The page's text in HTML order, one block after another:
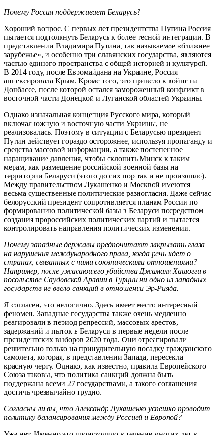
Почему Россия поддерживает Беларусь?
Хороший вопрос. С первых лет президентства Путина Россия
пытается подтолкнуть Беларусь к более тесной интеграции. В
представлении Владимира Путина, так называемое «ближнее
зарубежье», и особенно три славянских государства, являются
частью единого пространства с общей историей и культурой.
В 2014 году, после Евромайдана на Украине, Россия
аннексировала Крым. Кроме того, это привело к войне на
Донбассе, после которой остался замороженный конфликт в
восточной части Донецкой и Луганской областей Украины.
Однако изначальная концепция Русского мира, который
включал южную и восточную части Украины, не
реализовалась. Поэтому в ситуации с Беларусью президент
Путин действует гораздо осторожнее, используя пропаганду и
средства массовой информации, а также постепенное
наращивание давления, чтобы склонить Минск к таким
мерам, как размещение российской военной базы на
территории Беларуси (этого до сих пор так и не произошло).
Между правительством Лукашенко и Москвой имеются
весьма существенные политические разногласия. Даже сейчас
белорусский президент сопротивляется планам России по
формированию политической базы в Беларуси посредством
создания пророссийских политических партий и пытается
контролировать направления политических изменений.
Почему западные державы предпочитают закрывать глаза
на нарушения международного права, когда речь идет о
странах, связанных с ними союзническими отношениями?
Например, после ужасающего убийства Джамаля Хашогги в
посольстве Саудовской Аравии в Турции ни одно из западных
государств не ввело санкций в отношении Эр-Рияда.
Я согласен, это нелогично. Здесь имеет место интересный
феномен. Западные государства также очень медленно
реагировали в период репрессий, массовых арестов,
задержаний и пыток в Беларуси в первые недели после
президентских выборов 2020 года. Они отреагировали
решительно только на принудительную посадку гражданского
самолета, которая, в представлении Запада, пересекла
красную черту. Однако, как известно, правила Европейского
Союза таковы, что политика санкций должна быть
поддержана всеми 27 государствами, а такого соглашения
достичь чрезвычайно трудно.
Согласны ли вы, что Александр Лукашенко успешно проводит
политику балансирования между Россией и Европой?